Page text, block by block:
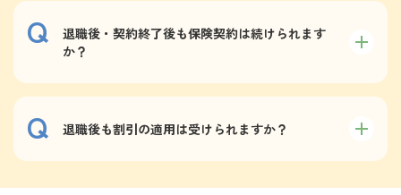
退職後・契約終了後も保険契約は続けられます
か？
退職後も割引の適用は受けられますか？